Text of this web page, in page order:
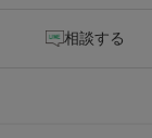
相談する